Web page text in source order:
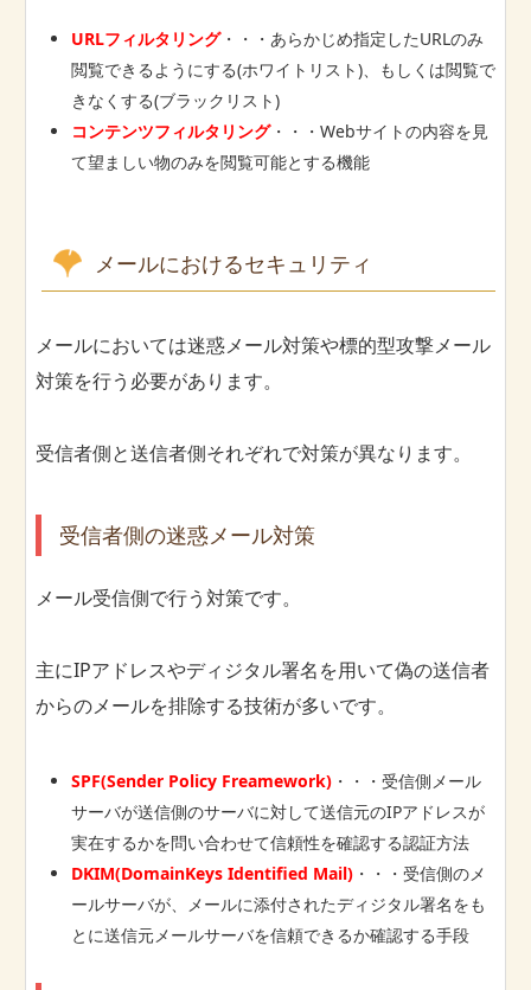
URLフィルタリング・・・あらかじめ指定したURLのみ
閲覧できるようにする(ホワイトリスト)、もしくは閲覧で
きなくする(ブラックリスト)
コンテンツフィルタリング・・・Webサイトの内容を見
て望ましい物のみを閲覧可能とする機能
メールにおけるセキュリティ
メールにおいては迷惑メール対策や標的型攻撃メール
対策を行う必要があります。
受信者側と送信者側それぞれで対策が異なります。
受信者側の迷惑メール対策
メール受信側で行う対策です。
主にIPアドレスやディジタル署名を用いて偽の送信者
からのメールを排除する技術が多いです。
SPF(Sender Policy Freamework) ・・・受信側メール
サーバが送信側のサーバに対して送信元のIPアドレスが
実在するかを問い合わせて信頼性を確認する認証方法
DKIM(DomainKeys Identified Mail) ・・・受信側のメ
ールサーバが、メールに添付されたディジタル署名をも
とに送信元メールサーバを信頼できるか確認する手段